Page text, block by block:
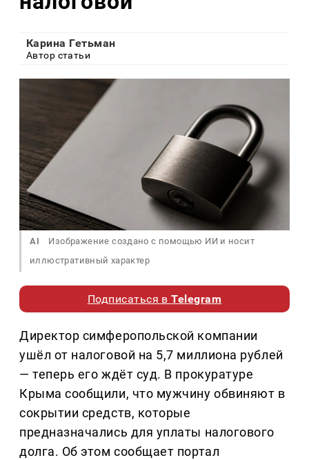
Карина Гетьман
Автор статьи
AI
Изображение создано с помощью ИИ и носит
иллюстративный характер
Подписаться вTelegram
Директор симферопольской компании
ушёл от налоговой на 5,7 миллиона рублей
— теперь его ждёт суд. В прокуратуре
Крыма сообщили, что мужчину обвиняют в
сокрытии средств, которые
предназначались для уплаты налогового
долга. Об этом сообщает портал